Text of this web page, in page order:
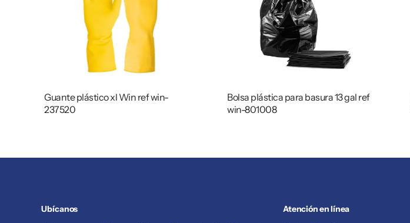
Guante plástico xl Win ref win-
237520
Bolsa plástica para basura 13 gal ref
win-801008
Ubícanos
Atención en línea